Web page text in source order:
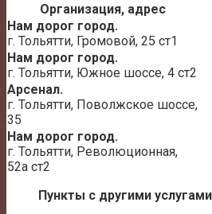
Организация, адрес
Нам дорог город.
г. Тольятти, Громовой, 25 ст1
Нам дорог город.
г. Тольятти, Южное шоссе, 4 ст2
Арсенал.
г. Тольятти, Поволжское шоссе,
35
Нам дорог город.
г. Тольятти, Революционная,
52а ст2
Пункты с другими